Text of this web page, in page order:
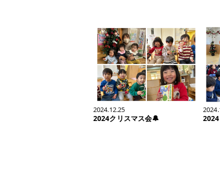
2024.12.25
2024クリスマス会🔔